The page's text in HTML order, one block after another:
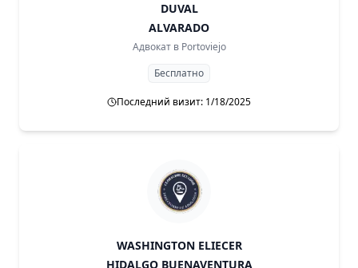
DUVAL
ALVARADO
Адвокат в Portoviejo
Бесплатно
Последний визит: 1/18/2025
WASHINGTON ELIECER
HIDALGO BUENAVENTURA